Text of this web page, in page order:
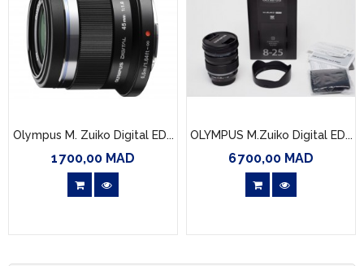
Olympus M. Zuiko Digital ED...
Prix
1 700,00 MAD
OLYMPUS M.Zuiko Digital ED...
Prix
6 700,00 MAD